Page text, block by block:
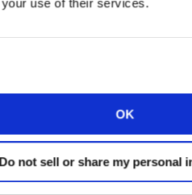
use of their services.
OK
Do not sell or share my personal
2023